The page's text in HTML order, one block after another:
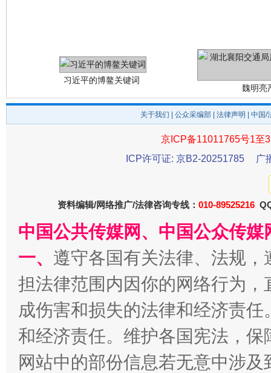
关于我们 公众采编部 法律声明 | 中国
京ICP备11011765号1至
ICP许可证: 京B2-20251785
广
资料编辑/网络推广/法律咨询专线： 010-89525216
中国公共传媒网、中国公众传
一、 遵守各国有关法律、法规
担法律范围内因你的网络行为
成伤害和损失的法律和经济责
和经济责任。维护各国宪法，
网站中的部份信息若无意中涉